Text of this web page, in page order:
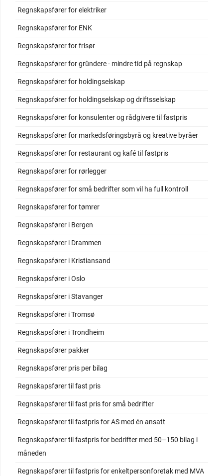
Regnskapsfører for elektriker
Regnskapsfører for ENK
Regnskapsfører for frisør
Regnskapsfører for gründere - mindre tid på regnskap
Regnskapsfører for holdingselskap
Regnskapsfører for holdingselskap og driftsselskap
Regnskapsfører for konsulenter og rådgivere til fastpris
Regnskapsfører for markedsføringsbyrå og kreative byråer
Regnskapsfører for restaurant og kafé til fastpris
Regnskapsfører for rørlegger
Regnskapsfører for små bedrifter som vil ha full kontroll
Regnskapsfører for tømrer
Regnskapsfører i Bergen
Regnskapsfører i Drammen
Regnskapsfører i Kristiansand
Regnskapsfører i Oslo
Regnskapsfører i Stavanger
Regnskapsfører i Tromsø
Regnskapsfører i Trondheim
Regnskapsfører pakker
Regnskapsfører pris per bilag
Regnskapsfører til fast pris
Regnskapsfører til fast pris for små bedrifter
Regnskapsfører til fastpris for AS med én ansatt
Regnskapsfører til fastpris for bedrifter med 50–150 bilag i
måneden
Regnskapsfører til fastpris for enkeltpersonforetak med MVA